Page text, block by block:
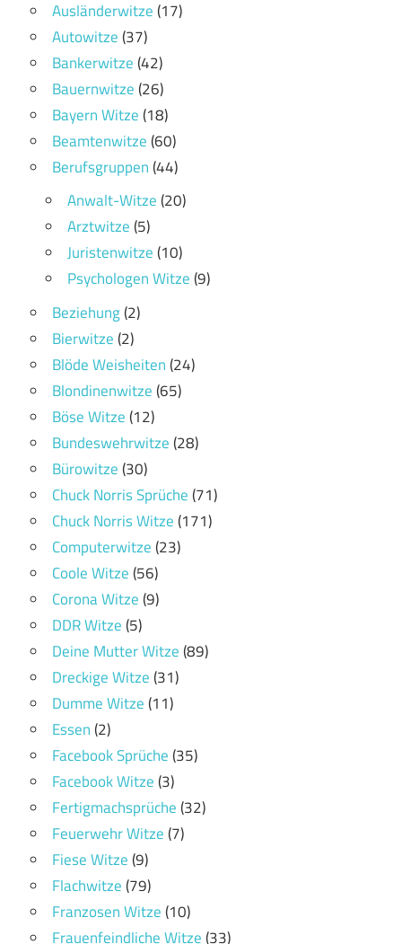
Ausländerwitze(17)
Autowitze(37)
Bankerwitze(42)
Bauernwitze(26)
Bayern Witze(18)
Beamtenwitze(60)
Berufsgruppen(44)
Anwalt-Witze(20)
Arztwitze(5)
Juristenwitze(10)
Psychologen Witze(9)
Beziehung(2)
Bierwitze(2)
Blöde Weisheiten(24)
Blondinenwitze(65)
Böse Witze(12)
Bundeswehrwitze(28)
Bürowitze(30)
Chuck Norris Sprüche(71)
Chuck Norris Witze(171)
Computerwitze(23)
Coole Witze(56)
Corona Witze(9)
DDR Witze(5)
Deine Mutter Witze(89)
Dreckige Witze(31)
Dumme Witze(11)
Essen(2)
Facebook Sprüche(35)
Facebook Witze(3)
Fertigmachsprüche(32)
Feuerwehr Witze(7)
Fiese Witze(9)
Flachwitze(79)
Franzosen Witze(10)
Frauenfeindliche Witze(33)